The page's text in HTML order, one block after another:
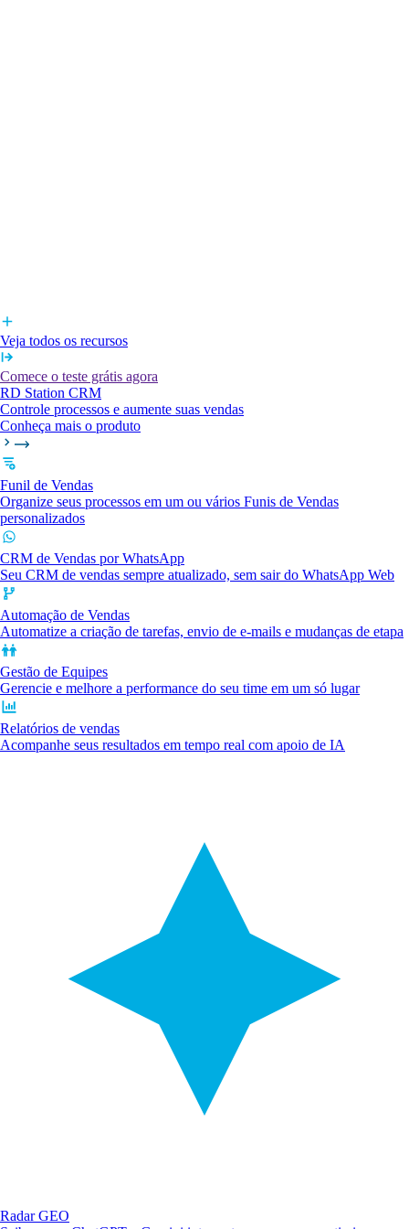
Veja todos os recursos
Comece o teste grátis agora
RD Station CRM
Controle processos e aumente suas vendas
Conheça mais o produto
Funil de Vendas
Organize seus processos em um ou vários Funis de Vendas
personalizados
CRM de Vendas por WhatsApp
Seu CRM de vendas sempre atualizado, sem sair do WhatsApp Web
Automação de Vendas
Automatize a criação de tarefas, envio de e-mails e mudanças de etapa
Gestão de Equipes
Gerencie e melhore a performance do seu time em um só lugar
Relatórios de vendas
Acompanhe seus resultados em tempo real com apoio de IA
Radar GEO